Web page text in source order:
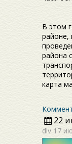
В этом
районе,
района
карта
22
div 17